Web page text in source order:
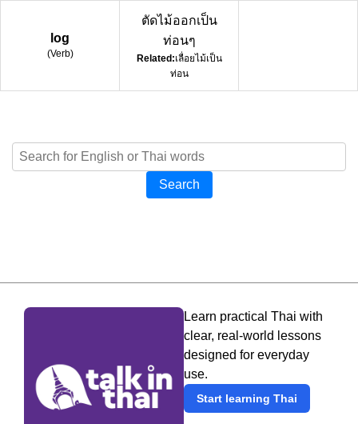
log
(Verb)
ตัดไม้ออกเป็น
ท่อนๆ
Related:เลื่อยไม้เป็น
ท่อน
Search
Learn practical Thai with
clear, real-world lessons
designed for everyday
use.
Start learning Thai